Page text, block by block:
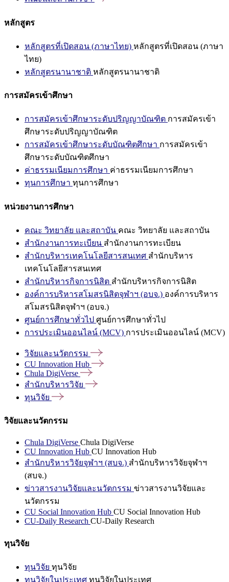
หลักสูตร
หลักสูตรที่เปิดสอน (ภาษาไทย) หลักสูตรที่เปิดสอน (ภาษา
ไทย)
หลักสูตรนานาชาติ หลักสูตรนานาชาติ
การสมัครเข้าศึกษา
การสมัครเข้าศึกษาระดับปริญญาบัณฑิต การสมัครเข้า
ศึกษาระดับปริญญาบัณฑิต
การสมัครเข้าศึกษาระดับบัณฑิตศึกษา การสมัครเข้า
ศึกษาระดับบัณฑิตศึกษา
ค่าธรรมเนียมการศึกษา ค่าธรรมเนียมการศึกษา
ทุนการศึกษา ทุนการศึกษา
หน่วยงานการศึกษา
คณะ วิทยาลัย และสถาบัน คณะ วิทยาลัย และสถาบัน
สำนักงานการทะเบียน สำนักงานการทะเบียน
สำนักบริหารเทคโนโลยีสารสนเทศ สำนักบริหาร
เทคโนโลยีสารสนเทศ
สำนักบริหารกิจการนิสิต สำนักบริหารกิจการนิสิต
องค์การบริหารสโมสรนิสิตจุฬาฯ (อบจ.) องค์การบริหาร
สโมสรนิสิตจุฬาฯ (อบจ.)
ศูนย์การศึกษาทั่วไป ศูนย์การศึกษาทั่วไป
การประเมินออนไลน์ (MCV) การประเมินออนไลน์ (MCV)
วิจัยและนวัตกรรม
CU Innovation Hub
Chula DigiVerse
สำนักบริหารวิจัย
ทุนวิจัย
วิจัยและนวัตกรรม
Chula DigiVerse Chula DigiVerse
CU Innovation Hub CU Innovation Hub
สำนักบริหารวิจัยจุฬาฯ (สบจ.) สำนักบริหารวิจัยจุฬาฯ
(สบจ.)
ข่าวสารงานวิจัยและนวัตกรรม ข่าวสารงานวิจัยและ
นวัตกรรม
CU Social Innovation Hub CU Social Innovation Hub
CU-Daily Research CU-Daily Research
ทุนวิจัย
ทุนวิจัย ทุนวิจัย
ทุนวิจัยในประเทศ ทุนวิจัยในประเทศ